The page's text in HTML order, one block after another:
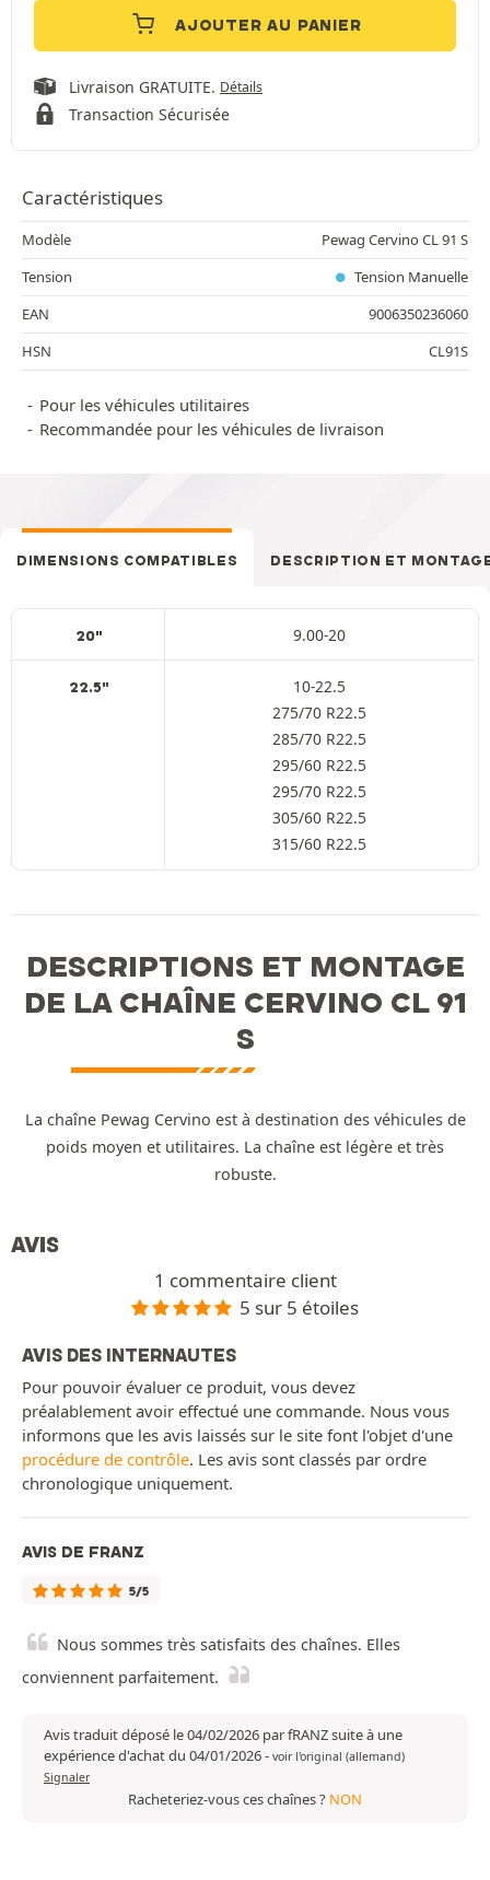
AJOUTER AU PANIER
Livraison GRATUITE. Détails
Transaction Sécurisée
Caractéristiques
Modèle
Pewag Cervino CL 91 S
Tension
Tension Manuelle
EAN
9006350236060
HSN
CL91S
Pour les véhicules utilitaires
Recommandée pour les véhicules de livraison
DIMENSIONS COMPATIBLES DESCRIPTION ET
20" 9.00-20
22.5"
10-22.5
275/70 R22.5
285/70 R22.5
295/60 R22.5
295/70 R22.5
305/60 R22.5
315/60 R22.5
DESCRIPTIONS ET MONTAGE
DE LA CHAÎNE CERVINO CL 91
S
La chaîne Pewag Cervino est à destination des véhicules de
poids moyen et utilitaires. La chaîne est légère et très
robuste.
AVIS
1 commentaire client
5 sur 5 étoiles
AVIS DES INTERNAUTES
Pour pouvoir évaluer ce produit, vous devez
préalablement avoir effectué une commande. Nous vous
informons que les avis laissés sur le site font l'objet d'une
procédure de contrôle. Les avis sont classés par ordre
chronologique uniquement.
AVIS DE FRANZ
5/5
Nous sommes très satisfaits des chaînes. Elles
conviennent parfaitement.
Avis traduit déposé le 04/02/2026 par fRANZ suite à une
expérience d'achat du 04/01/2026- voir l'original (allemand)
Signaler
Racheteriez-vous ces chaînes ? NON